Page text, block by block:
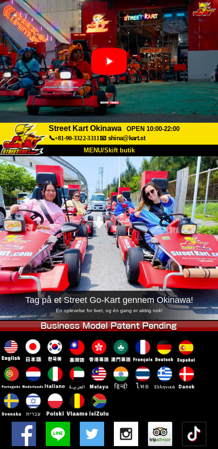
Street Kart Okinawa
OPEN 10:00-22:00
📞+81-90-3322-3311📧 shina@kart.st
MENU/Skift butik
TOP
Om Specifikationer Pris
Adgang Stemme FAQ
Virksomhed Booking
Skift butik
Tokyo Shinagawa Tokyo Akihabara#1
Tokyo Akihabara#2 Tokyo Shibuya
Tokyo Shibuya Annex Tokyo Bay
Tokyo Asakusa Osaka
Okinawa
Tag på et Street Go-Kart gennem Okinawa!
En oplevelse for livet, og én gang er aldrig nok!